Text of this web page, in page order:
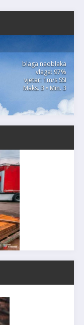
blaga naoblaka
vlaga: 97%
vjetar: 1m/s SSI
Maks. 3 • Min. 3